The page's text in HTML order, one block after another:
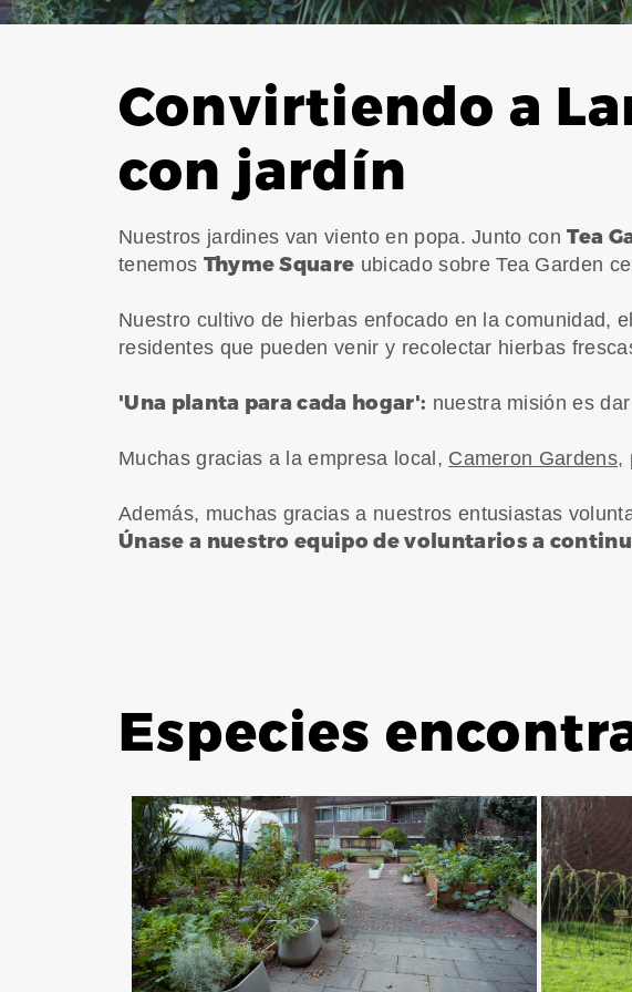
Convirtiendo a
con jardín
Nuestros jardines van viento en popa. Junto conTea
tenemos Thyme Square ubicado sobre Tea Garden
Nuestro cultivo de hierbas enfocado en la comunidad,
residentes que pueden venir y recolectar hierbas
'Una planta para cada hogar': nuestra misión es
Muchas gracias a la empresa local, Cameron Gardens,
Además, muchas gracias a nuestros entusiastas
Únase a nuestro equipo de voluntarios a
Especies